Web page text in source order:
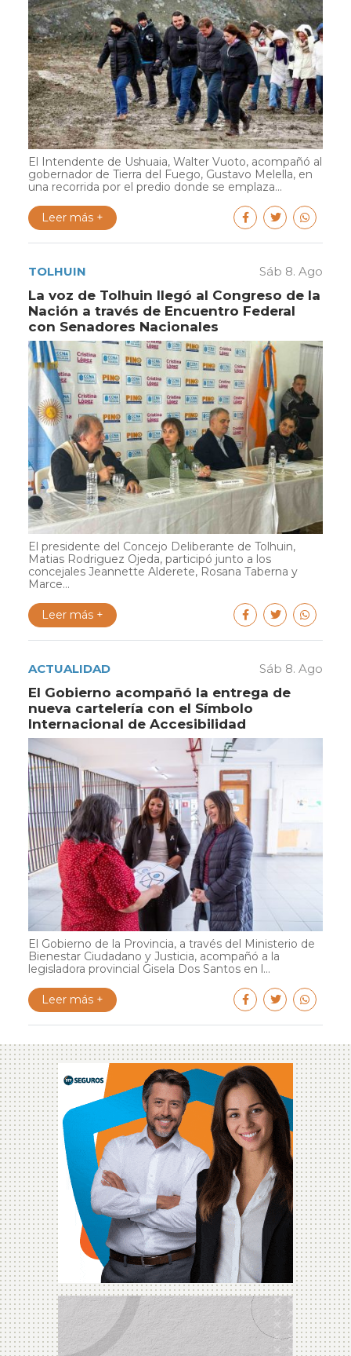
El Intendente de Ushuaia, Walter Vuoto, acompañó al
gobernador de Tierra del Fuego, Gustavo Melella, en
una recorrida por el predio donde se emplaza...
Leer más +
TOLHUIN Sáb 8. Ago
La voz de Tolhuin llegó al Congreso de la
Nación a través de Encuentro Federal
con Senadores Nacionales
El presidente del Concejo Deliberante de Tolhuin,
Matias Rodriguez Ojeda, participó junto a los
concejales Jeannette Alderete, Rosana Taberna y
Marce...
Leer más +
ACTUALIDAD Sáb 8. Ago
El Gobierno acompañó la entrega de
nueva cartelería con el Símbolo
Internacional de Accesibilidad
El Gobierno de la Provincia, a través del Ministerio de
Bienestar Ciudadano y Justicia, acompañó a la
legisladora provincial Gisela Dos Santos en l...
Leer más +